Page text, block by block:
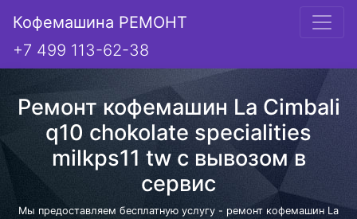
Кофемашина РЕМОНТ
+7 499 113-62-38
Ремонт кофемашин La Cimbali
q10 chokolate specialities
milkps11 tw с вывозом в
сервис
Мы предоставляем бесплатную услугу - ремонт кофемашин La